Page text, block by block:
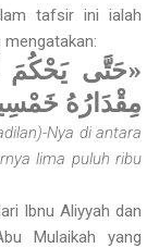
tafsir ini ialah
«حَتَّى يَحْكُمَ
مِقْدَارُهُ
Nya di antara
lima puluh ribu
Ibnu Aliyyah dan
Mulaikah yang